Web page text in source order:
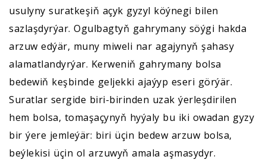
usulyny suratkeşiň açyk gyzyl köýnegi bilen
sazlaşdyrýar. Ogulbagtyň gahrymany söýgi hakda
arzuw edýär, muny miweli nar agajynyň şahasy
alamatlandyrýar. Kerweniň gahrymany bolsa
bedewiň keşbinde geljekki ajaýyp eseri görýär.
Suratlar sergide biri-birinden uzak ýerleşdirilen
hem bolsa, tomaşaçynyň hyýaly bu iki owadan gyzy
bir ýere jemleýär: biri üçin bedew arzuw bolsa,
beýlekisi üçin ol arzuwyň amala aşmasydyr.